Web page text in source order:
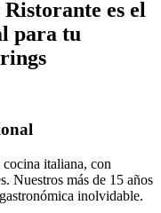
es el
para tu
italiana, con
Nuestros más de 15 años
inolvidable.